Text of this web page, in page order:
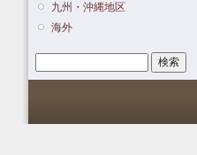
九州・沖縄地区
海外